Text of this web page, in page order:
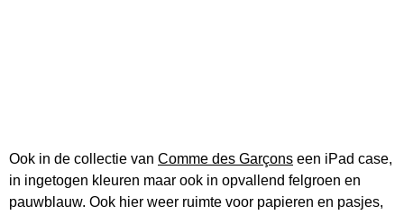
Ook in de collectie van Comme des Garçons een iPad case,
in ingetogen kleuren maar ook in opvallend felgroen en
pauwblauw. Ook hier weer ruimte voor papieren en pasjes,